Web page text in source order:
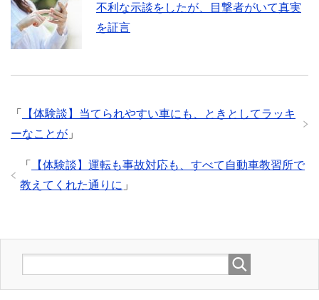
不利な示談をしたが、目撃者がいて真実
を証言
「
【体験談】当てられやすい車にも、ときとしてラッキ
ーなことが 」
「
【体験談】運転も事故対応も、すべて自動車教習所で
教えてくれた通りに 」